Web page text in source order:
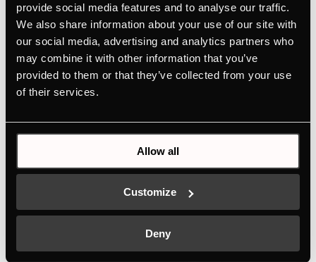
provide social media features and to analyse our traffic.
We also share information about your use of our site with
our social media, advertising and analytics partners who
may combine it with other information that you’ve
provided to them or that they’ve collected from your use
of their services.
Allow all
Customize
Deny
Dane techniczne